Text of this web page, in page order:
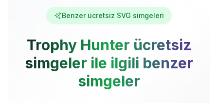
Benzer ücretsiz SVG simgeleri
Trophy Hunter ücretsiz
simgeler ile ilgili benzer
simgeler